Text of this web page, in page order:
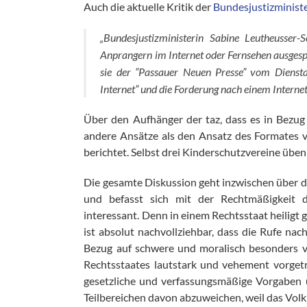
Auch die aktuelle Kritik der
„Bundesjustizministerin Sabine
Anprangern im Internet oder Fernsehen
sie der “Passauer Neuen Presse” vom
Internet” und die Forderung nach einem
Über den Aufhänger der taz, dass es in
andere Ansätze als den Ansatz des
berichtet. Selbst drei Kinderschutzvereine
Die gesamte Diskussion geht inzwischen
und befasst sich mit der Rechtmäßigkeit
interessant. Denn in einem Rechtsstaat heiligt
ist absolut nachvollziehbar, dass die Rufe
Bezug auf schwere und moralisch
Rechtsstaates lautstark und vehement
gesetzliche und verfassungsmäßige
Teilbereichen davon abzuweichen, weil das